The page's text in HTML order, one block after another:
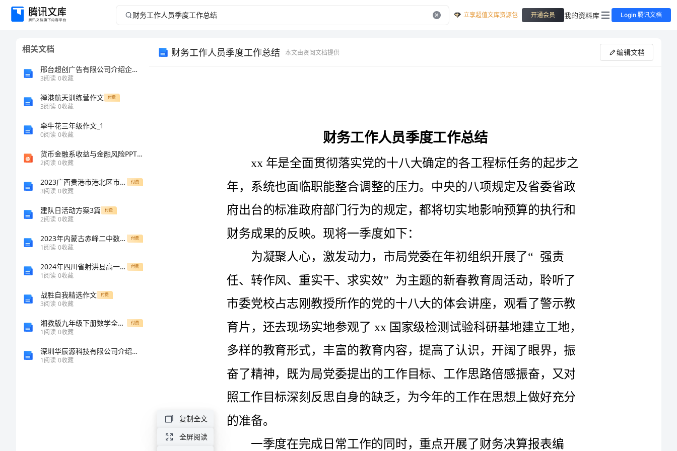
财
立享超值文库资源包 开通会员 我的资料库 Login 腾讯文档
相关文档
邢台超创广告有限公司介绍企业发展分析报告
3阅读 0收藏
禅港航天训练营作文 付费
3阅读 0收藏
牵牛花三年级作文_1
0阅读 0收藏
货币金融系收益与金融风险PPT课件
2阅读 0收藏
2023广西贵港市港北区市场监督管理局编制外招聘合同制人员3人共500题含答案解析高频考点题库参考模拟练习试卷 付费
3阅读 0收藏
建队日活动方案3篇 付费
2阅读 0收藏
2023年内蒙古赤峰二中数学七年级上册有理数专项练习试题（含详细解析） 付费
1阅读 0收藏
2024年四川省射洪县高一上学期期中考试化学试卷解析版 付费
1阅读 0收藏
战胜自我精选作文 付费
3阅读 0收藏
湘教版九年级下册数学全册教案 付费
1阅读 0收藏
深圳华辰源科技有限公司介绍企业发展分析报告
1阅读 0收藏
财务工作人员季度工作总结 本文由贤阅文档提供 编辑文档
行情况和各项重要支出数据的根底性资料，并且随着国库集中支
报的编报提出了更高的要求。我能克服时间紧、工作量大等困难，
xx年是全面贯彻落实党的十八大确定的各工程标任务的起步之
年，系统也面临职能整合调整的压力。中央的八项规定及省委省政
府出台的标准政府部门行为的规定，都将切实地影响预算的执行和
财务成果的反映。现将一季度如下：
任、转作风、重实干、求实效”为主题的新春教育周活动，聆听了
育片，还去现场实地参观了xx国家级检测试验科研基地建立工地，
多样的教育形式，丰富的教育内容，提高了认识，开阔了眼界，振
照工作目标深刻反思自身的缺乏，为今年的工作在思想上做好充分
一季度在完成日常工作的同时，重点开展了财务决算报表编
复制全文
全屏阅读